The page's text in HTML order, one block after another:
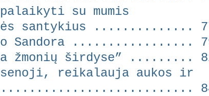
su mumis
santykius ..............
Sandora .................
žmonių širdyse” .........
reikalauja aukos ir